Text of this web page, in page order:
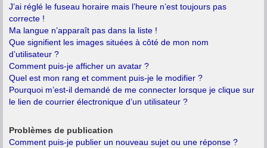
J’ai réglé le fuseau horaire mais l’heure n’est toujours pas
correcte !
Ma langue n’apparaît pas dans la liste !
Que signifient les images situées à côté de mon nom
d’utilisateur ?
Comment puis-je afficher un avatar ?
Quel est mon rang et comment puis-je le modifier ?
Pourquoi m’est-il demandé de me connecter lorsque je clique sur
le lien de courrier électronique d’un utilisateur ?
Problèmes de publication
Comment puis-je publier un nouveau sujet ou une réponse ?